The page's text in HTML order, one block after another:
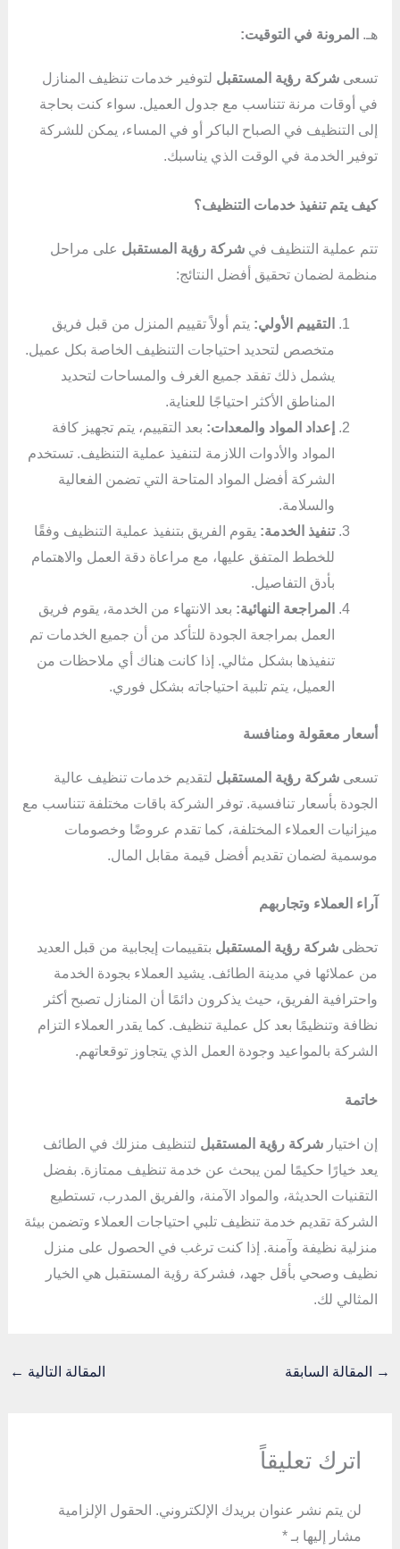
هـ. المرونة في التوقيت:
تسعى شركة رؤية المستقبل لتوفير خدمات تنظيف المنازل
في أوقات مرنة تتناسب مع جدول العميل. سواء كنت بحاجة
إلى التنظيف في الصباح الباكر أو في المساء، يمكن للشركة
توفير الخدمة في الوقت الذي يناسبك.
كيف يتم تنفيذ خدمات التنظيف؟
تتم عملية التنظيف في شركة رؤية المستقبل على مراحل
منظمة لضمان تحقيق أفضل النتائج:
التقييم الأولي: يتم أولاً تقييم المنزل من قبل فريق
متخصص لتحديد احتياجات التنظيف الخاصة بكل عميل.
يشمل ذلك تفقد جميع الغرف والمساحات لتحديد
المناطق الأكثر احتياجًا للعناية.
إعداد المواد والمعدات: بعد التقييم، يتم تجهيز كافة
المواد والأدوات اللازمة لتنفيذ عملية التنظيف. تستخدم
الشركة أفضل المواد المتاحة التي تضمن الفعالية
والسلامة.
تنفيذ الخدمة: يقوم الفريق بتنفيذ عملية التنظيف وفقًا
للخطط المتفق عليها، مع مراعاة دقة العمل والاهتمام
بأدق التفاصيل.
المراجعة النهائية: بعد الانتهاء من الخدمة، يقوم فريق
العمل بمراجعة الجودة للتأكد من أن جميع الخدمات تم
تنفيذها بشكل مثالي. إذا كانت هناك أي ملاحظات من
العميل، يتم تلبية احتياجاته بشكل فوري.
أسعار معقولة ومنافسة
تسعى شركة رؤية المستقبل لتقديم خدمات تنظيف عالية
الجودة بأسعار تنافسية. توفر الشركة باقات مختلفة تتناسب مع
ميزانيات العملاء المختلفة، كما تقدم عروضًا وخصومات
موسمية لضمان تقديم أفضل قيمة مقابل المال.
آراء العملاء وتجاربهم
تحظى شركة رؤية المستقبل بتقييمات إيجابية من قبل العديد
من عملائها في مدينة الطائف. يشيد العملاء بجودة الخدمة
واحترافية الفريق، حيث يذكرون دائمًا أن المنازل تصبح أكثر
نظافة وتنظيمًا بعد كل عملية تنظيف. كما يقدر العملاء التزام
الشركة بالمواعيد وجودة العمل الذي يتجاوز توقعاتهم.
خاتمة
إن اختيار شركة رؤية المستقبل لتنظيف منزلك في الطائف
يعد خيارًا حكيمًا لمن يبحث عن خدمة تنظيف ممتازة. بفضل
التقنيات الحديثة، والمواد الآمنة، والفريق المدرب، تستطيع
الشركة تقديم خدمة تنظيف تلبي احتياجات العملاء وتضمن بيئة
منزلية نظيفة وآمنة. إذا كنت ترغب في الحصول على منزل
نظيف وصحي بأقل جهد، فشركة رؤية المستقبل هي الخيار
المثالي لك.
→ المقالة السابقة المقالة التالية ←
اترك تعليقاً
لن يتم نشر عنوان بريدك الإلكتروني. الحقول الإلزامية
مشار إليها بـ *